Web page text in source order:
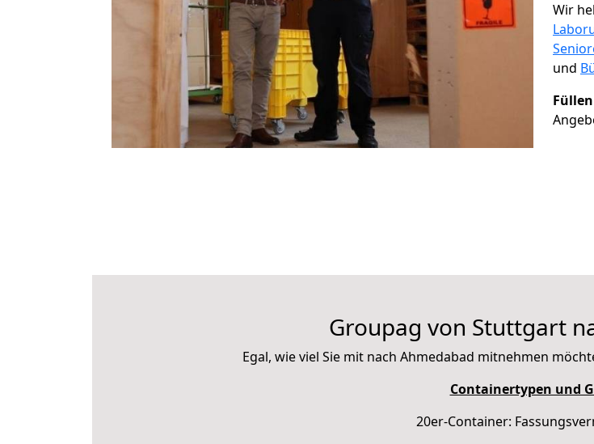
Wir
und
Groupag von Stuttgart
Egal, wie viel Sie mit nach Ahmedabad mitnehmen
Containertypen und
20er-Container: